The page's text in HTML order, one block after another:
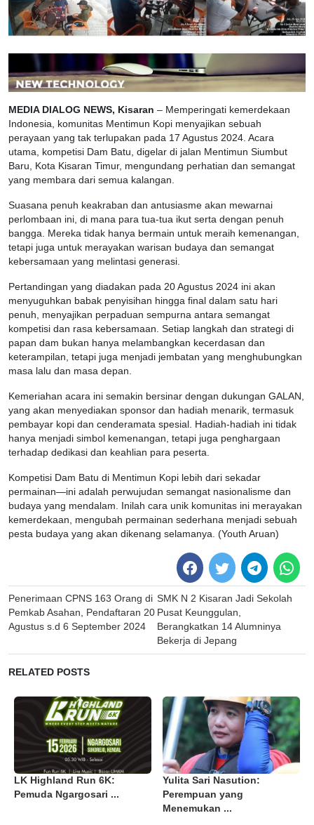
MEDIA DIALOG NEWS, Kisaran – Memperingati kemerdekaan
Indonesia, komunitas Mentimun Kopi menyajikan sebuah
perayaan yang tak terlupakan pada 17 Agustus 2024. Acara
utama, kompetisi Dam Batu, digelar di jalan Mentimun Siumbut
Baru, Kota Kisaran Timur, mengundang perhatian dan semangat
yang membara dari semua kalangan.
Suasana penuh keakraban dan antusiasme akan mewarnai
perlombaan ini, di mana para tua-tua ikut serta dengan penuh
bangga. Mereka tidak hanya bermain untuk meraih kemenangan,
tetapi juga untuk merayakan warisan budaya dan semangat
kebersamaan yang melintasi generasi.
Pertandingan yang diadakan pada 20 Agustus 2024 ini akan
menyuguhkan babak penyisihan hingga final dalam satu hari
penuh, menyajikan perpaduan sempurna antara semangat
kompetisi dan rasa kebersamaan. Setiap langkah dan strategi di
papan dam bukan hanya melambangkan kecerdasan dan
keterampilan, tetapi juga menjadi jembatan yang menghubungkan
masa lalu dan masa depan.
Kemeriahan acara ini semakin bersinar dengan dukungan GALAN,
yang akan menyediakan sponsor dan hadiah menarik, termasuk
pembayar kopi dan cenderamata spesial. Hadiah-hadiah ini tidak
hanya menjadi simbol kemenangan, tetapi juga penghargaan
terhadap dedikasi dan keahlian para peserta.
Kompetisi Dam Batu di Mentimun Kopi lebih dari sekadar
permainan—ini adalah perwujudan semangat nasionalisme dan
budaya yang mendalam. Inilah cara unik komunitas ini merayakan
kemerdekaan, mengubah permainan sederhana menjadi sebuah
pesta budaya yang akan dikenang selamanya. (Youth Aruan)
Post
navigation
Penerimaan CPNS 163 Orang di
Pemkab Asahan, Pendaftaran 20
Agustus s.d 6 September 2024
SMK N 2 Kisaran Jadi Sekolah
Pusat Keunggulan,
Berangkatkan 14 Alumninya
Bekerja di Jepang
RELATED POSTS
LK Highland Run 6K:
Pemuda Ngargosari ...
Yulita Sari Nasution:
Perempuan yang
Menemukan ...